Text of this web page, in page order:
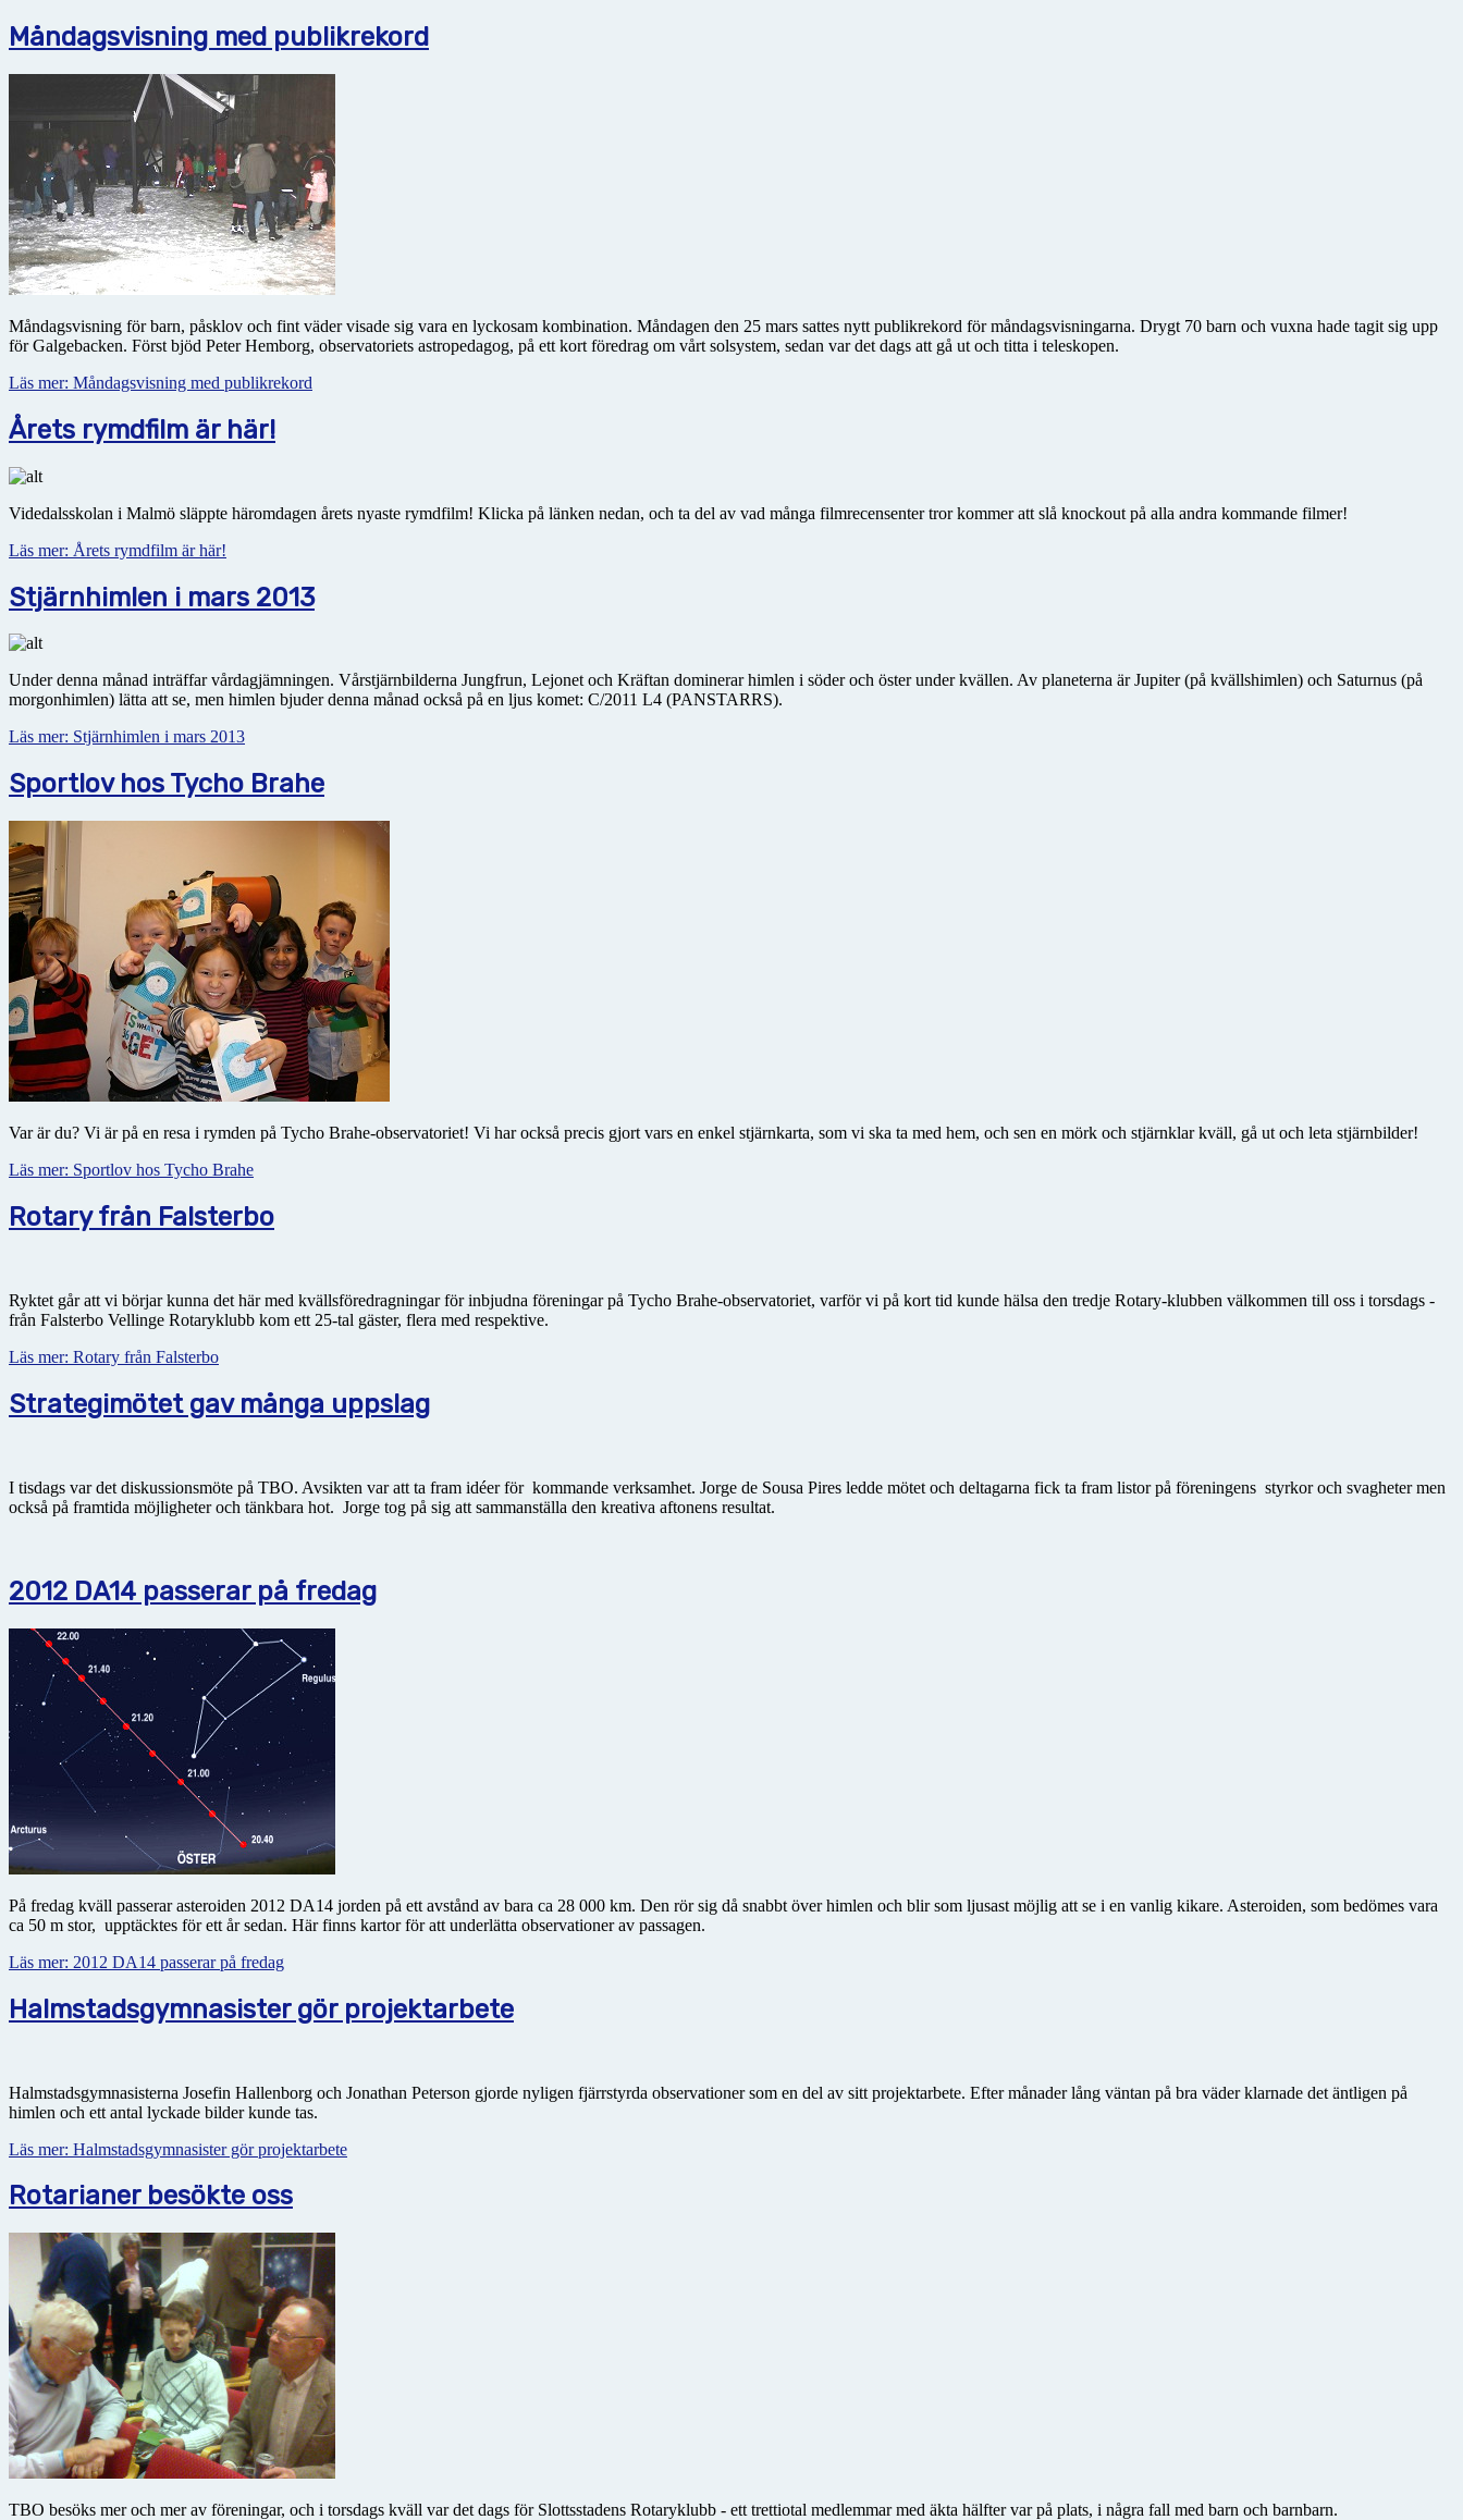
Måndagsvisning med publikrekord
Måndagsvisning för barn, påsklov och fint väder visade sig vara en lyckosam kombination. Måndagen den 25 mars sattes nytt publikrekord för måndagsvisningarna. Drygt 70 barn och vuxna hade tagit sig upp
för Galgebacken. Först bjöd Peter Hemborg, observatoriets astropedagog, på ett kort föredrag om vårt solsystem, sedan var det dags att gå ut och titta i teleskopen.
Läs mer: Måndagsvisning med publikrekord
Årets rymdfilm är här!
Videdalsskolan i Malmö släppte häromdagen årets nyaste rymdfilm! Klicka på länken nedan, och ta del av vad många filmrecensenter tror kommer att slå knockout på alla andra kommande filmer!
Läs mer: Årets rymdfilm är här!
Stjärnhimlen i mars 2013
Under denna månad inträffar vårdagjämningen. Vårstjärnbilderna Jungfrun, Lejonet och Kräftan dominerar himlen i söder och öster under kvällen. Av planeterna är Jupiter (på kvällshimlen) och Saturnus (på
morgonhimlen) lätta att se, men himlen bjuder denna månad också på en ljus komet: C/2011 L4 (PANSTARRS).
Läs mer: Stjärnhimlen i mars 2013
Sportlov hos Tycho Brahe
Var är du? Vi är på en resa i rymden på Tycho Brahe-observatoriet! Vi har också precis gjort vars en enkel stjärnkarta, som vi ska ta med hem, och sen en mörk och stjärnklar kväll, gå ut och leta stjärnbilder!
Läs mer: Sportlov hos Tycho Brahe
Rotary från Falsterbo
Ryktet går att vi börjar kunna det här med kvällsföredragningar för inbjudna föreningar på Tycho Brahe-observatoriet, varför vi på kort tid kunde hälsa den tredje Rotary-klubben välkommen till oss i torsdags -
från Falsterbo Vellinge Rotaryklubb kom ett 25-tal gäster, flera med respektive.
Läs mer: Rotary från Falsterbo
Strategimötet gav många uppslag
I tisdags var det diskussionsmöte på TBO. Avsikten var att ta fram idéer för kommande verksamhet. Jorge de Sousa Pires ledde mötet och deltagarna fick ta fram listor på föreningens styrkor och svagheter men
också på framtida möjligheter och tänkbara hot. Jorge tog på sig att sammanställa den kreativa aftonens resultat.
2012 DA14 passerar på fredag
På fredag kväll passerar asteroiden 2012 DA14 jorden på ett avstånd av bara ca 28 000 km. Den rör sig då snabbt över himlen och blir som ljusast möjlig att se i en vanlig kikare. Asteroiden, som bedömes vara
ca 50 m stor, upptäcktes för ett år sedan. Här finns kartor för att underlätta observationer av passagen.
Läs mer: 2012 DA14 passerar på fredag
Halmstadsgymnasister gör projektarbete
Halmstadsgymnasisterna Josefin Hallenborg och Jonathan Peterson gjorde nyligen fjärrstyrda observationer som en del av sitt projektarbete. Efter månader lång väntan på bra väder klarnade det äntligen på
himlen och ett antal lyckade bilder kunde tas.
Läs mer: Halmstadsgymnasister gör projektarbete
Rotarianer besökte oss
TBO besöks mer och mer av föreningar, och i torsdags kväll var det dags för Slottsstadens Rotaryklubb - ett trettiotal medlemmar med äkta hälfter var på plats, i några fall med barn och barnbarn.